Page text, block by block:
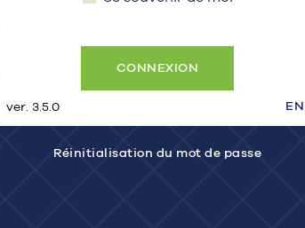
EN
ver. 3.5.0
Réinitialisation du mot de passe